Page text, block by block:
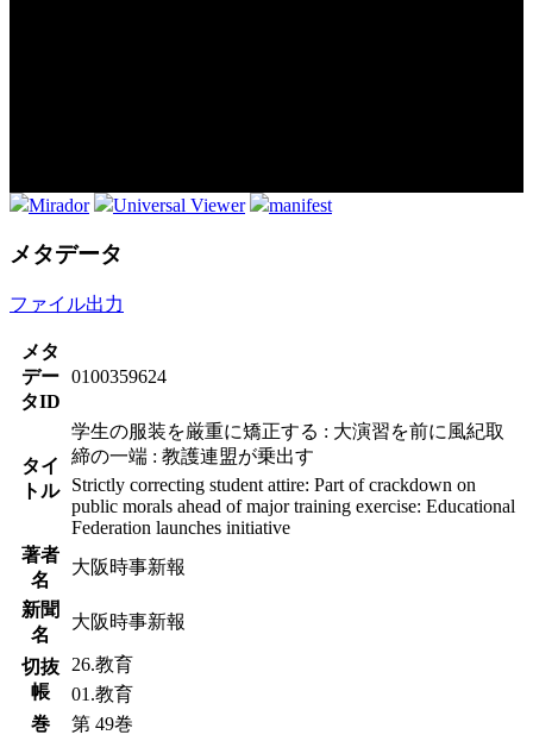
Mirador Universal Viewer manifest
メタデータ
ファイル出力
メタ
デー
タID
0100359624
タイ
トル
学生の服装を厳重に矯正する : 大演習を前に風紀取
締の一端 : 教護連盟が乗出す
Strictly correcting student attire: Part of crackdown on
public morals ahead of major training exercise: Educational
Federation launches initiative
著者
名
大阪時事新報
新聞
名
大阪時事新報
切抜
帳
26.教育
01.教育
巻
第 49巻